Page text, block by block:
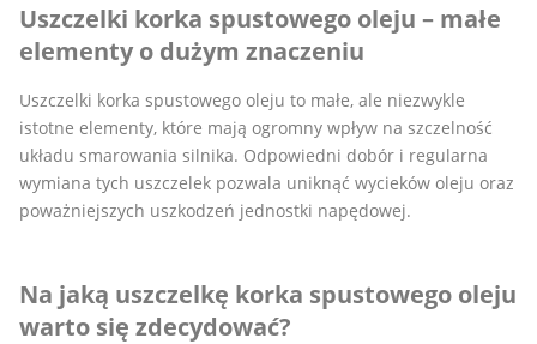
Uszczelki korka spustowego oleju – małe
elementy o dużym znaczeniu
Uszczelki korka spustowego oleju to małe, ale niezwykle
istotne elementy, które mają ogromny wpływ na szczelność
układu smarowania silnika. Odpowiedni dobór i regularna
wymiana tych uszczelek pozwala uniknąć wycieków oleju oraz
poważniejszych uszkodzeń jednostki napędowej.
Na jaką uszczelkę korka spustowego oleju
warto się zdecydować?